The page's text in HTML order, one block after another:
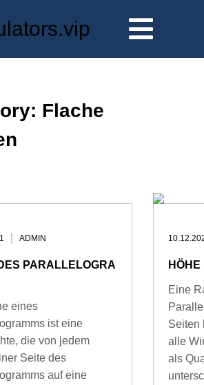
Flache
ADMIN
PARALLELOGRA
eines
ist eine
die von jedem
Seite des
auf eine
Eine
Seiten
alle
als